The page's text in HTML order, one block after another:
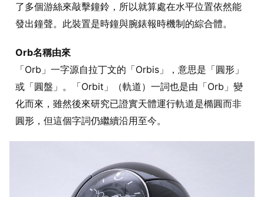
了多個游絲來敲擊鐘鈴，所以就算處在水平位置依然能
發出鐘聲。此裝置是時鐘與腕錶報時機制的綜合體。
Orb名稱由來
「Orb」一字源自拉丁文的「Orbis」，意思是「圓形」
或「圓盤」。「Orbit」（軌道）一詞也是由「Orb」變
化而來，雖然後來研究已證實天體運行軌道是橢圓而非
圓形，但這個字詞仍繼續沿用至今。